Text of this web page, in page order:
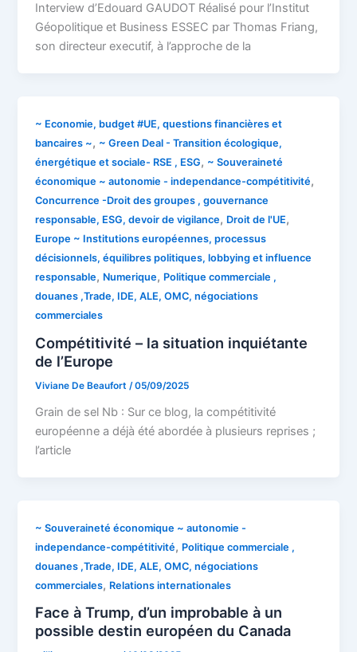
Interview d’Edouard GAUDOT Réalisé pour l’Institut
Géopolitique et Business ESSEC par Thomas Friang,
son directeur executif, à l’approche de la
~ Economie, budget #UE, questions financières et
bancaires ~, ~ Green Deal - Transition écologique,
énergétique et sociale- RSE , ESG, ~ Souveraineté
économique ~ autonomie - independance-compétitivité,
Concurrence -Droit des groupes , gouvernance
responsable, ESG, devoir de vigilance, Droit de l'UE,
Europe ~ Institutions européennes, processus
décisionnels, équilibres politiques, lobbying et influence
responsable, Numerique, Politique commerciale ,
douanes ,Trade, IDE, ALE, OMC, négociations
commerciales
Compétitivité – la situation inquiétante
de l’Europe
Viviane De Beaufort/05/09/2025
Grain de sel Nb : Sur ce blog, la compétitivité
européenne a déjà été abordée à plusieurs reprises ;
l’article
~ Souveraineté économique ~ autonomie -
independance-compétitivité, Politique commerciale ,
douanes ,Trade, IDE, ALE, OMC, négociations
commerciales, Relations internationales
Face à Trump, d’un improbable à un
possible destin européen du Canada